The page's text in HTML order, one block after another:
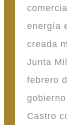
energía
creada
Junta
febrero
Castro